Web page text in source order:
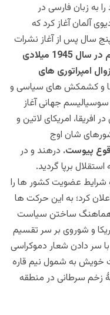
به زبان فارسی در
آلمان آغاز کرد که
سال پس از آغاز نشرات
جنگ جهانی دوم در سال 1945 میلادی
و زوال امپراتوری های
و کشمکش های سیاسی و
جهانی آغاز
امریکای لاتین و
شان اوج
پیوست. درهند و در
برپا گردید.
شرایط عضویت کشور ها را
کرد؛ به این حرکت ها
هماهنگ ساختن سیاست
و شوروی بر سر تقسیم
سر دادن شعار دموکراسی
خویش به شمول نیم قاره
زخم سرطانی در منطقه